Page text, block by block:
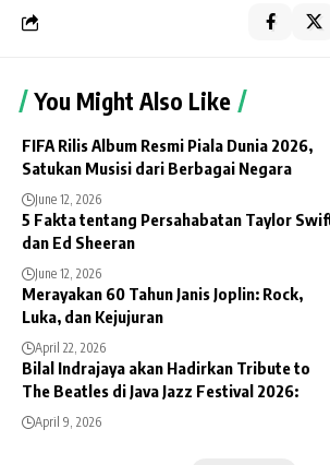
You Might Also Like
FIFA Rilis Album Resmi Piala Dunia 2026,
Satukan Musisi dari Berbagai Negara
June 12, 2026
5 Fakta tentang Persahabatan Taylor
dan Ed Sheeran
June 12, 2026
Merayakan 60 Tahun Janis Joplin: Rock,
Luka, dan Kejujuran
April 22, 2026
Bilal Indrajaya akan Hadirkan Tribute to
The Beatles di Java Jazz Festival 2026:
April 9, 2026